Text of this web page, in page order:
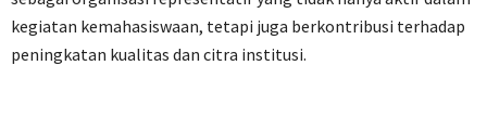
kegiatan kemahasiswaan, tetapi juga berkontribusi terhadap
peningkatan kualitas dan citra institusi.